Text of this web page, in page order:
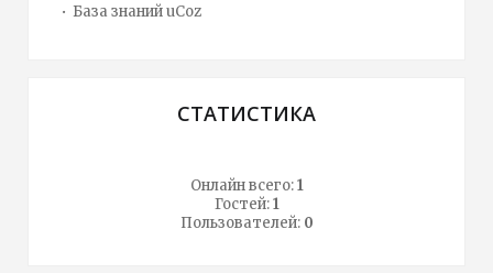
База знаний uCoz
СТАТИСТИКА
Онлайн всего:1
Гостей:1
Пользователей: 0